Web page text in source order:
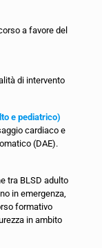
a favore del
di intervento
e pediatrico)
cardiaco e
(DAE).
tra BLSD adulto
in emergenza,
formativo
in ambito